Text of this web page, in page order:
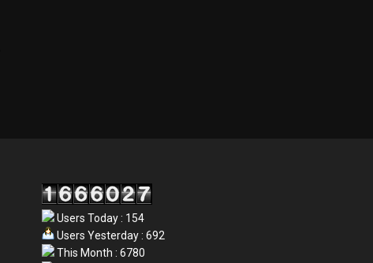
Users Today : 154
Users Yesterday : 692
This Month : 6780